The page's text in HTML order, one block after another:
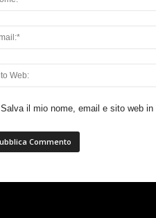
Salva il mio nome, email e sito web